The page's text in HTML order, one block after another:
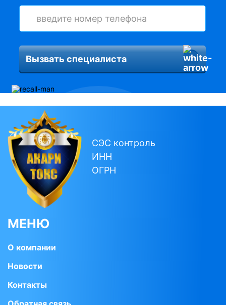
Вызвать специалиста
СЭС контроль
ИНН
ОГРН
МЕНЮ
О компании
Новости
Контакты